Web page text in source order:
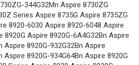
344G32Mn Aspire 8730ZG
Series Aspire 8735G Aspire 8735ZG
8920-6030 Aspire 8920-6048 Aspire
8920G Aspire 8920G-6A4G32Bn Aspire
Aspire 8920G-932G32Bn Aspire
Aspire 8920G-934G64Bn Aspire 8920G